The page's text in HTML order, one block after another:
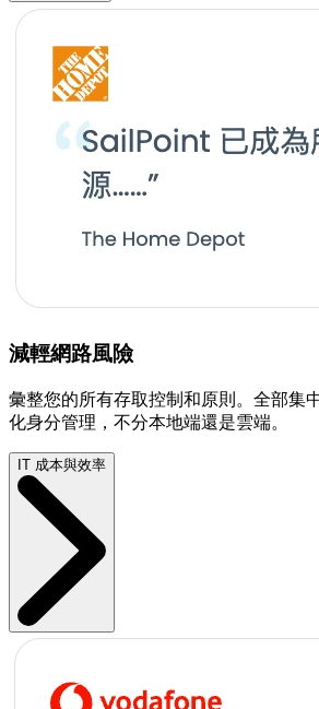
減輕網路風險
彙整您的所有存取控制和原則。全部集
化身分管理，不分本地端還是雲端。
IT 成本與效率